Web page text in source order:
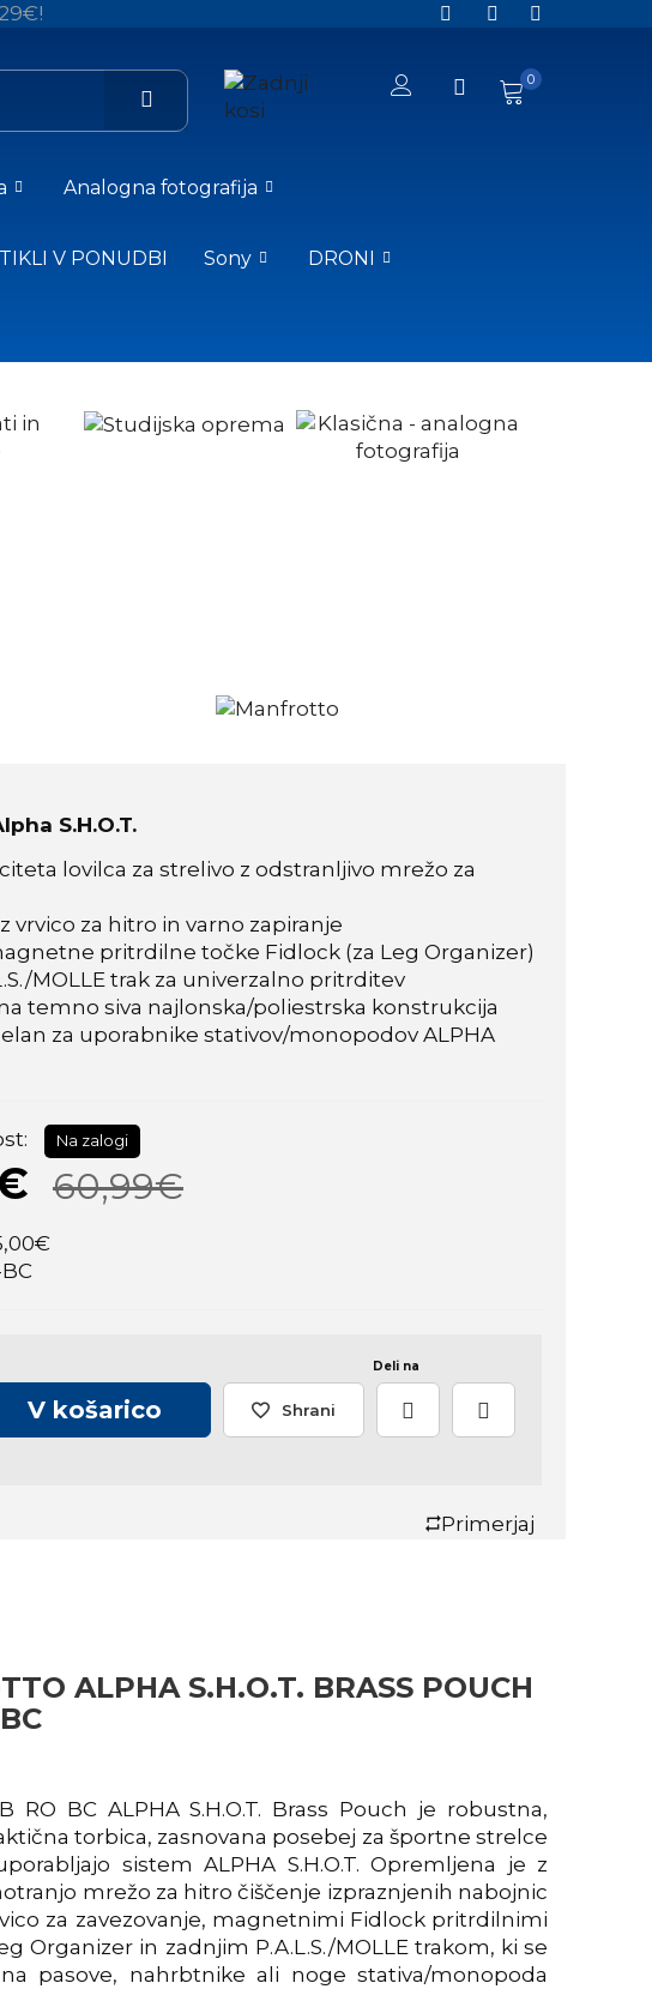
0
Analogna fotografija
V PONUDBI Sony DRONI
S.H.O.T.
lovilca za strelivo z odstranljivo mrežo za
vrvico za hitro in varno zapiranje
pritrdilne točke Fidlock (za Leg Organizer)
MOLLE trak za univerzalno pritrditev
temno siva najlonska/poliestrska konstrukcija
za uporabnike stativov/monopodov ALPHA
Na zalogi
60,99€
V košarico Shrani
Deli na
Primerjaj
ALPHA S.H.O.T. BRASS POUCH
RO BC ALPHA S.H.O.T. Brass Pouch je robustna,
torbica, zasnovana posebej za športne strelce
sistem ALPHA S.H.O.T. Opremljena je z
mrežo za hitro čiščenje izpraznjenih nabojnic
za zavezovanje, magnetnimi Fidlock pritrdilnimi
Organizer in zadnjim P.A.L.S./MOLLE trakom, ki se
pasove, nahrbtnike ali noge stativa/monopoda